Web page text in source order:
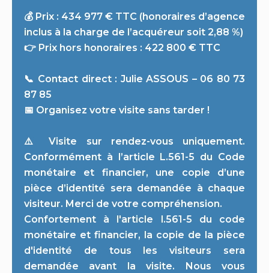
💰 Prix : 434 977 € TTC (honoraires d’agence
inclus à la charge de l’acquéreur soit 2,88 %)
👉 Prix hors honoraires : 422 800 € TTC
📞 Contact direct : Julie ASSOUS – 06 80 73
87 85
📅 Organisez votre visite sans tarder !
⚠️ Visite sur rendez-vous uniquement.
Conformément à l’article L.561-5 du Code
monétaire et financier, une copie d’une
pièce d’identité sera demandée à chaque
visiteur. Merci de votre compréhension.
Confortement à l'article l.561-5 du code
monétaire et financier, la copie de la pièce
d'identité de tous les visiteurs sera
demandée avant la visite. Nous vous